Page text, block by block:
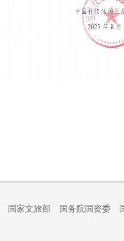
国家文旅部 国务院国资委